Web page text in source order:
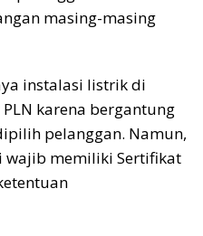
masing-masing
instalasi listrik di
karena bergantung
pelanggan. Namun,
wajib memiliki Sertifikat